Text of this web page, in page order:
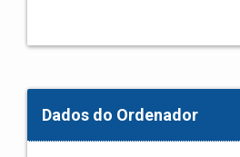
Dados do Ordenador